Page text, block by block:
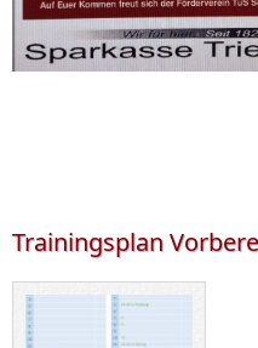
Trainingsplan